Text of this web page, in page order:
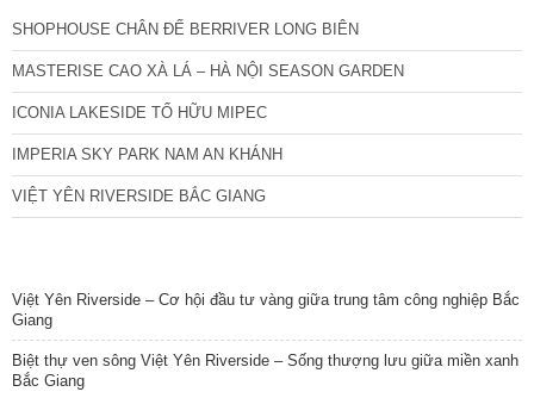
SHOPHOUSE CHÂN ĐẾ BERRIVER LONG BIÊN
MASTERISE CAO XÀ LÁ – HÀ NỘI SEASON GARDEN
ICONIA LAKESIDE TỐ HỮU MIPEC
IMPERIA SKY PARK NAM AN KHÁNH
VIỆT YÊN RIVERSIDE BẮC GIANG
Việt Yên Riverside – Cơ hội đầu tư vàng giữa trung tâm công nghiệp Bắc
Giang
Biệt thự ven sông Việt Yên Riverside – Sống thượng lưu giữa miền xanh
Bắc Giang